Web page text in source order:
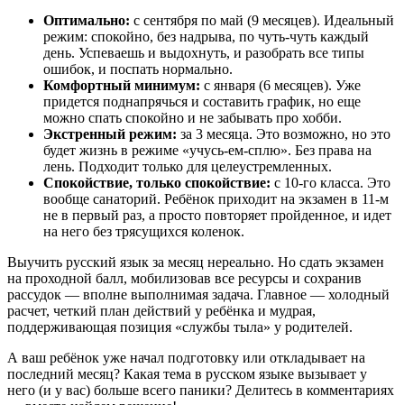
Оптимально: с сентября по май (9 месяцев). Идеальный
режим: спокойно, без надрыва, по чуть-чуть каждый
день. Успеваешь и выдохнуть, и разобрать все типы
ошибок, и поспать нормально.
Комфортный минимум: с января (6 месяцев). Уже
придется поднапрячься и составить график, но еще
можно спать спокойно и не забывать про хобби.
Экстренный режим: за 3 месяца. Это возможно, но это
будет жизнь в режиме «учусь-ем-сплю». Без права на
лень. Подходит только для целеустремленных.
Спокойствие, только спокойствие: с 10-го класса. Это
вообще санаторий. Ребёнок приходит на экзамен в 11-м
не в первый раз, а просто повторяет пройденное, и идет
на него без трясущихся коленок.
Выучить русский язык за месяц нереально. Но сдать экзамен
на проходной балл, мобилизовав все ресурсы и сохранив
рассудок — вполне выполнимая задача. Главное — холодный
расчет, четкий план действий у ребёнка и мудрая,
поддерживающая позиция «службы тыла» у родителей.
А ваш ребёнок уже начал подготовку или откладывает на
последний месяц? Какая тема в русском языке вызывает у
него (и у вас) больше всего паники? Делитесь в комментариях